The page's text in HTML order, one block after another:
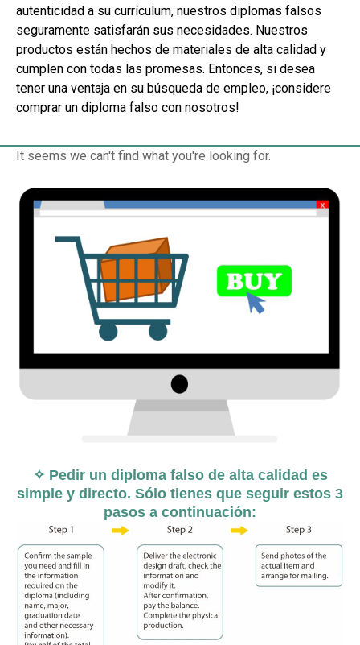
autenticidad a su currículum, nuestros diplomas falsos
seguramente satisfarán sus necesidades. Nuestros
productos están hechos de materiales de alta calidad y
cumplen con todas las promesas. Entonces, si desea
tener una ventaja en su búsqueda de empleo, ¡considere
comprar un diploma falso con nosotros!
It seems we can't find what you're looking for.
✧ Pedir un diploma falso de alta calidad es
simple y directo. Sólo tienes que seguir estos 3
pasos a continuación: